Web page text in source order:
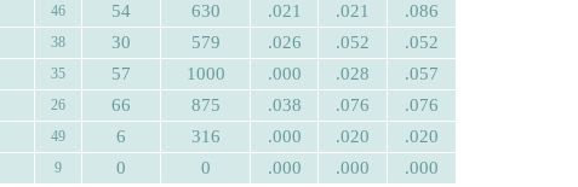
46 54 630 .021 .021 .086
38 30 579 .026 .052 .052
35 57 1000 .000 .028 .057
26 66 875 .038 .076 .076
49 6 316 .000 .020 .020
9 0 0 .000 .000 .000